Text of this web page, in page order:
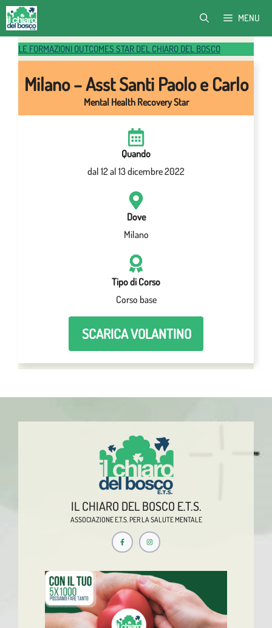
Vai
contenuto
MENU
LE FORMAZIONI OUTCOMES STAR DEL CHIARO DEL BOSCO
Milano – Asst Santi Paolo e Carlo
Mental Health Recovery Star
Quando
dal 12 al 13 dicembre 2022
Dove
Milano
Tipo di Corso
Corso base
SCARICA VOLANTINO
IL CHIARO DEL BOSCO E.T.S.
ASSOCIAZIONE E.T.S. PER LA SALUTE MENTALE